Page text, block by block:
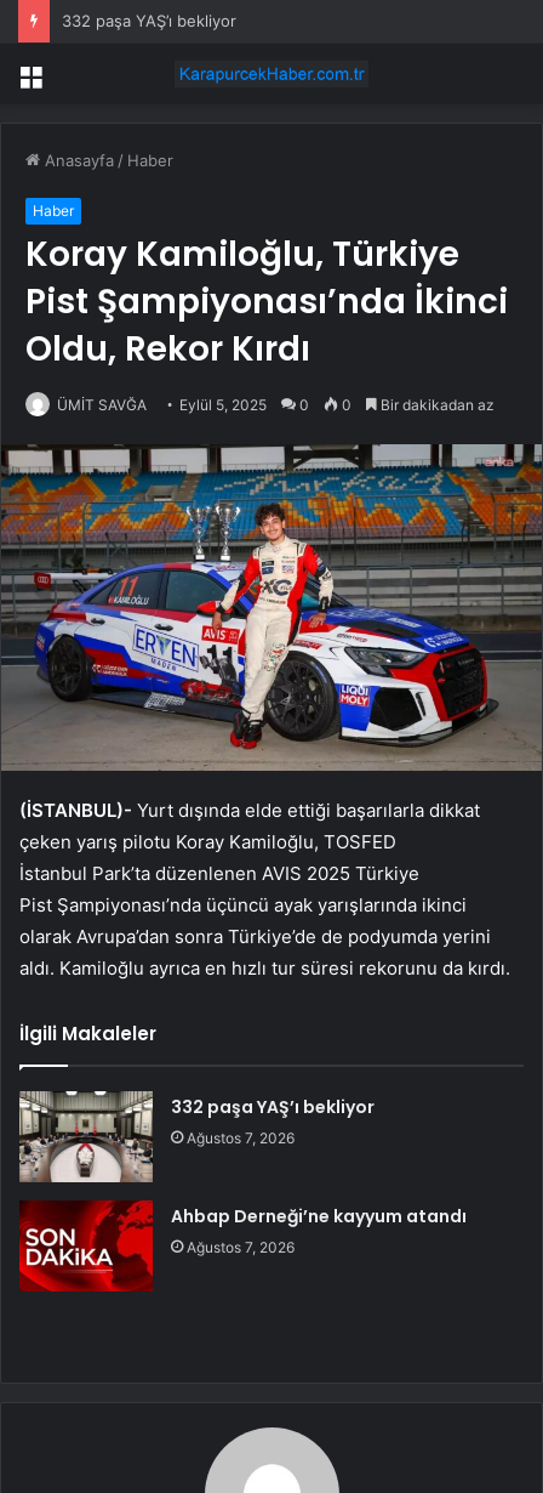
332 paşa YAŞ’ı bekliyor
Menü
Anasayfa / Haber
Haber
Koray Kamiloğlu, Türkiye
Pist Şampiyonası’nda İkinci
Oldu, Rekor Kırdı
ÜMİT SAVĞA Eylül 5, 2025 0 0 Bir dakikadan az
(İSTANBUL)- Yurt dışında elde ettiği başarılarla dikkat
çeken yarış pilotu Koray Kamiloğlu, TOSFED
İstanbul Park’ta düzenlenen AVIS 2025 Türkiye
Pist Şampiyonası’nda üçüncü ayak yarışlarında ikinci
olarak Avrupa’dan sonra Türkiye’de de podyumda yerini
aldı. Kamiloğlu ayrıca en hızlı tur süresi rekorunu da kırdı.
İlgili Makaleler
332 paşa YAŞ’ı bekliyor
Ağustos 7, 2026
Ahbap Derneği’ne kayyum atandı
Ağustos 7, 2026